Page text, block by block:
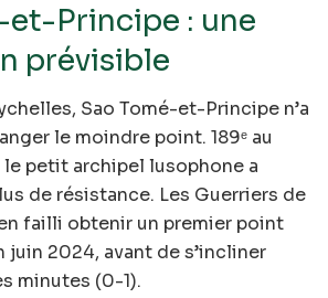
et-Principe : une
prévisible
Sao Tomé-et-Principe n’a
le moindre point. 189ᵉ au
le petit archipel lusophone a
de résistance. Les Guerriers de
failli obtenir un premier point
juin 2024, avant de s’incliner
minutes (0-1).